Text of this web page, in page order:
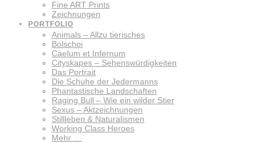
Fine ART Prints
Zeichnungen
PORTFOLIO
Animals – Allzu tierisches
Bolschoi
Caelum et Infernum
Cityskapes – Sehenswürdigkeiten
Das Portrait
Die Schuhe der Jedermanns
Phantastische Landschaften
Raging Bull – Wie ein wilder Stier
Sexus – Aktzeichnungen
Stillleben & Naturalismen
Working Class Heroes
Mehr …